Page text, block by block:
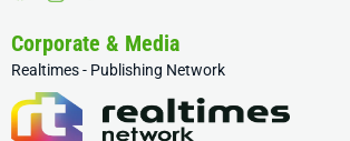
Corporate & Media
Realtimes - Publishing Network